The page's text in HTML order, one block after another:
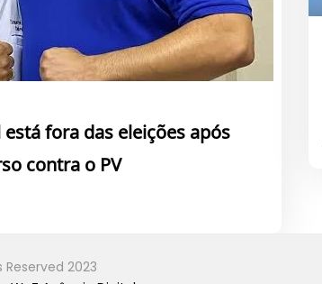
fora das eleições após
contra o PV
Reserved 2023